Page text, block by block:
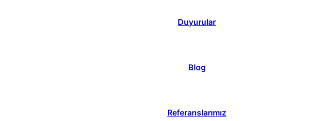
Duyurular
Blog
Referanslarımız